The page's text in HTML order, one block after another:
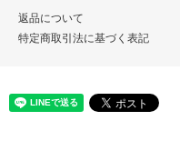
返品について
特定商取引法に基づく表記